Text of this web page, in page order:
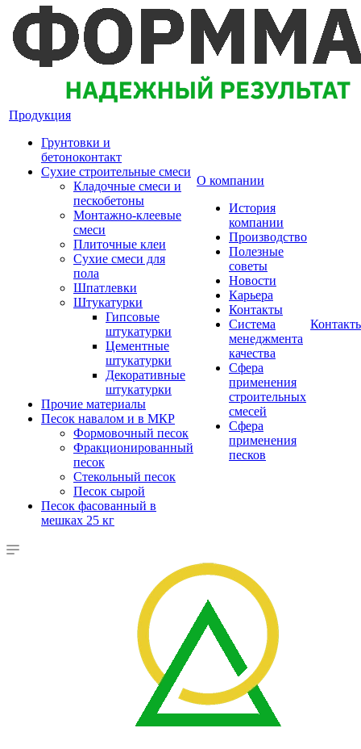
Продукция
Грунтовки и
бетоноконтакт
Сухие строительные смеси
Кладочные смеси и
пескобетоны
Монтажно-клеевые
смеси
Плиточные клеи
Сухие смеси для
пола
Шпатлевки
Штукатурки
Гипсовые
штукатурки
Цементные
штукатурки
Декоративные
штукатурки
Прочие материалы
Песок навалом и в МКР
Формовочный песок
Фракционированный
песок
Стекольный песок
Песок сырой
Песок фасованный в
мешках 25 кг
О компании
История
компании
Производство
Полезные
советы
Новости
Карьера
Контакты
Система
менеджмента
качества
Сфера
применения
строительных
смесей
Сфера
применения
песков